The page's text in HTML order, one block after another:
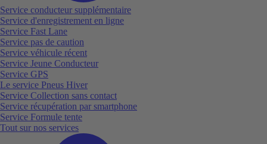
Service conducteur supplémentaire
Service d'enregistrement en ligne
Service Fast Lane
Service pas de caution
Service véhicule récent
Service Jeune Conducteur
Service GPS
Le service Pneus Hiver
Service Collection sans contact
Service récupération par smartphone
Service Formule tente
Tout sur nos services